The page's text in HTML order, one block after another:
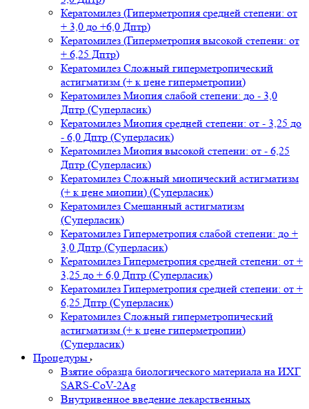
Кератомилез (Гиперметропия средней степени: от
+ 3,0 до +6,0 Дптр)
Кератомилез (Гиперметропия высокой степени: от
+ 6,25 Дптр)
Кератомилез Сложный гиперметропический
астигматизм (+ к цене гиперметропии)
Кератомилез Миопия слабой степени: до - 3,0
Дптр (Суперласик)
Кератомилез Миопия средней степени: от - 3,25 до
- 6,0 Дптр (Суперласик)
Кератомилез Миопия высокой степени: от - 6,25
Дптр (Суперласик)
Кератомилез Сложный миопический астигматизм
(+ к цене миопии) (Суперласик)
Кератомилез Смешанный астигматизм
(Суперласик)
Кератомилез Гиперметропия слабой степени: до +
3,0 Дптр (Суперласик)
Кератомилез Гиперметропия средней степени: от +
3,25 до + 6,0 Дптр (Суперласик)
Кератомилез Гиперметропия средней степени: от +
6,25 Дптр (Суперласик)
Кератомилез Сложный гиперметропический
астигматизм (+ к цене гиперметропии)
(Суперласик)
Процедуры
Взятие образца биологического материала на ИХГ
SARS-CoV-2Ag
Внутривенное введение лекарственных